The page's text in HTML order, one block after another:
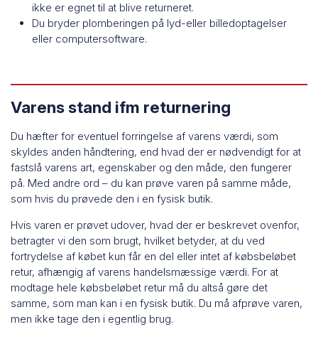
ikke er egnet til at blive returneret.
Du bryder plomberingen på lyd-eller billedoptagelser
eller computersoftware.
Varens stand ifm returnering
Du hæfter for eventuel forringelse af varens værdi, som
skyldes anden håndtering, end hvad der er nødvendigt for at
fastslå varens art, egenskaber og den måde, den fungerer
på. Med andre ord – du kan prøve varen på samme måde,
som hvis du prøvede den i en fysisk butik.
Hvis varen er prøvet udover, hvad der er beskrevet ovenfor,
betragter vi den som brugt, hvilket betyder, at du ved
fortrydelse af købet kun får en del eller intet af købsbeløbet
retur, afhængig af varens handelsmæssige værdi. For at
modtage hele købsbeløbet retur må du altså gøre det
samme, som man kan i en fysisk butik. Du må afprøve varen,
men ikke tage den i egentlig brug.